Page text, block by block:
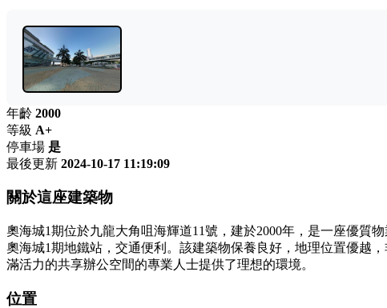
年齡 2000
等級 A+
停車場 是
最後更新 2024-10-17 11:19:09
關於這座建築物
奧海城1期位於九龍大角咀海輝道11號，建於2000年，是一座優質
奧海城1期地鐵站，交通便利。該建築物保養良好，地理位置優越
滿活力的共享辦公空間的專業人士提供了理想的環境。
位置